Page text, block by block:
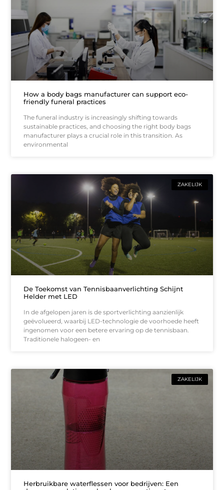
How a body bags manufacturer can support eco-
friendly funeral practices
The funeral industry is increasingly shifting towards
sustainable practices, and choosing the right body bags
manufacturer plays a crucial role in this transition. As
environmental
ZAKELIJK
De Toekomst van Tennisbaanverlichting Schijnt
Helder met LED
In de afgelopen jaren is de sportverlichting aanzienlijk
geëvolueerd, waarbij LED-technologie de voorhoede heeft
ingenomen voor een betere ervaring op de tennisbaan.
Traditionele halogeen- en
ZAKELIJK
Herbruikbare waterflessen voor bedrijven: Een